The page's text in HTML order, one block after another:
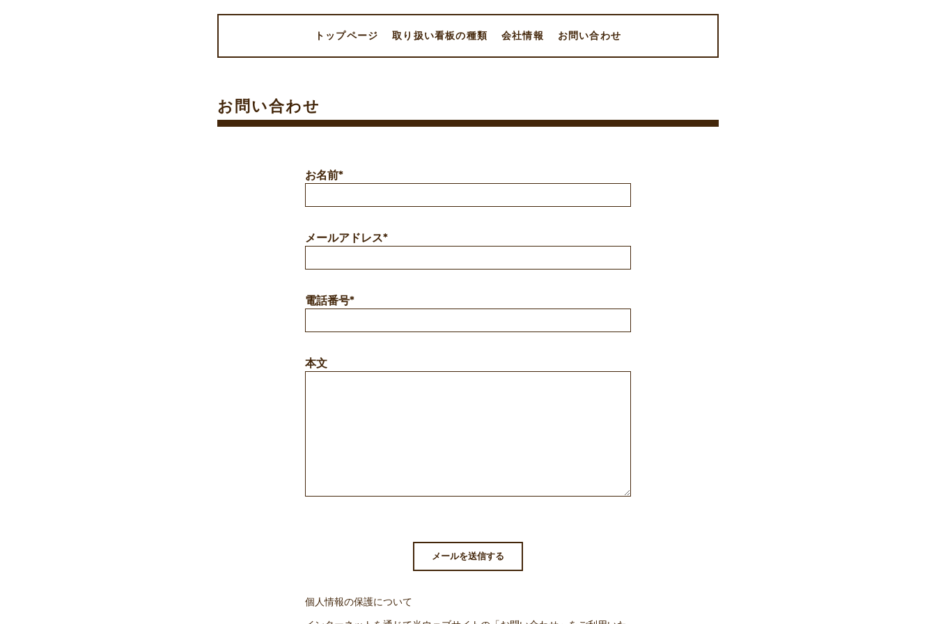
トップページ 取り扱い看板の種類 会社情報 お問い合わせ
お問い合わせ
お名前*
メールアドレス*
電話番号*
本文
個人情報の保護について